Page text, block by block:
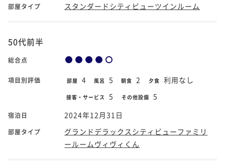
部屋タイプ スタンダードシティビューツインルーム
50代前半
総合点
項目別評価 部屋 4 風呂 5 朝食 2 夕食 利用なし
接客・サービス 5 その他設備 5
宿泊日 2024年12月31日
部屋タイプ
グランドデラックスシティビューファミリ
ールームヴィヴィくん